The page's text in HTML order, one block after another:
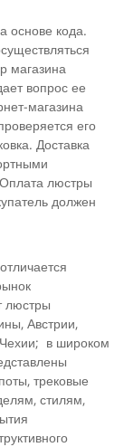
основе кода.
магазина
вопрос ее
магазина
его
Доставка
люстры
должен
люстры
Австрии,
в широком
трековые
стилям,